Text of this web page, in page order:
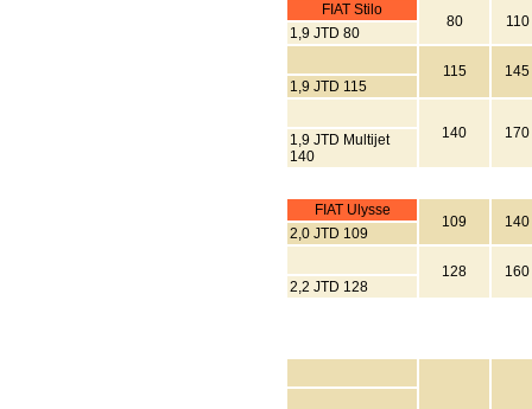
FIAT Stilo
80 110
1,9 JTD 80
115
145
1,9 JTD 115
140 170
1,9 JTD Multijet
140
FIAT Ulysse
109 140
2,0 JTD 109
128
160
2,2 JTD 128